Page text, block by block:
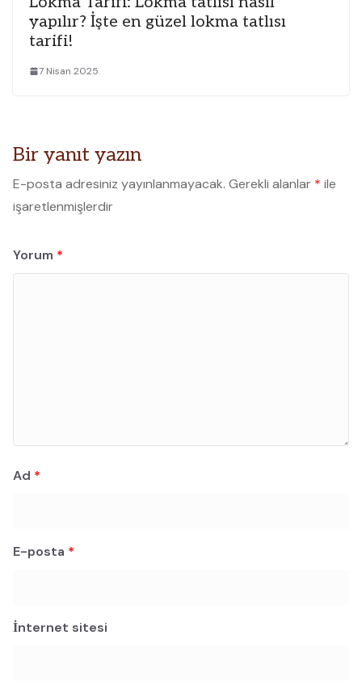
yapılır? İşte en güzel lokma tatlısı
tarifi!
7 Nisan 2025
Bir yanıt yazın
E-posta adresiniz yayınlanmayacak. Gerekli alanlar * ile
işaretlenmişlerdir
Yorum *
Ad *
E-posta *
İnternet sitesi